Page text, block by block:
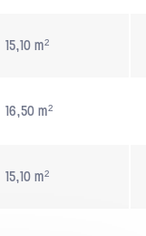
15,10 m²
16,50 m²
15,10 m²